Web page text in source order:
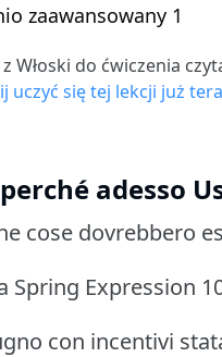
zaawansowany 1
Włoski do ćwiczenia
uczyć się tej lekcji już
adesso
cose dovrebbero
Spring Expression
con incentivi